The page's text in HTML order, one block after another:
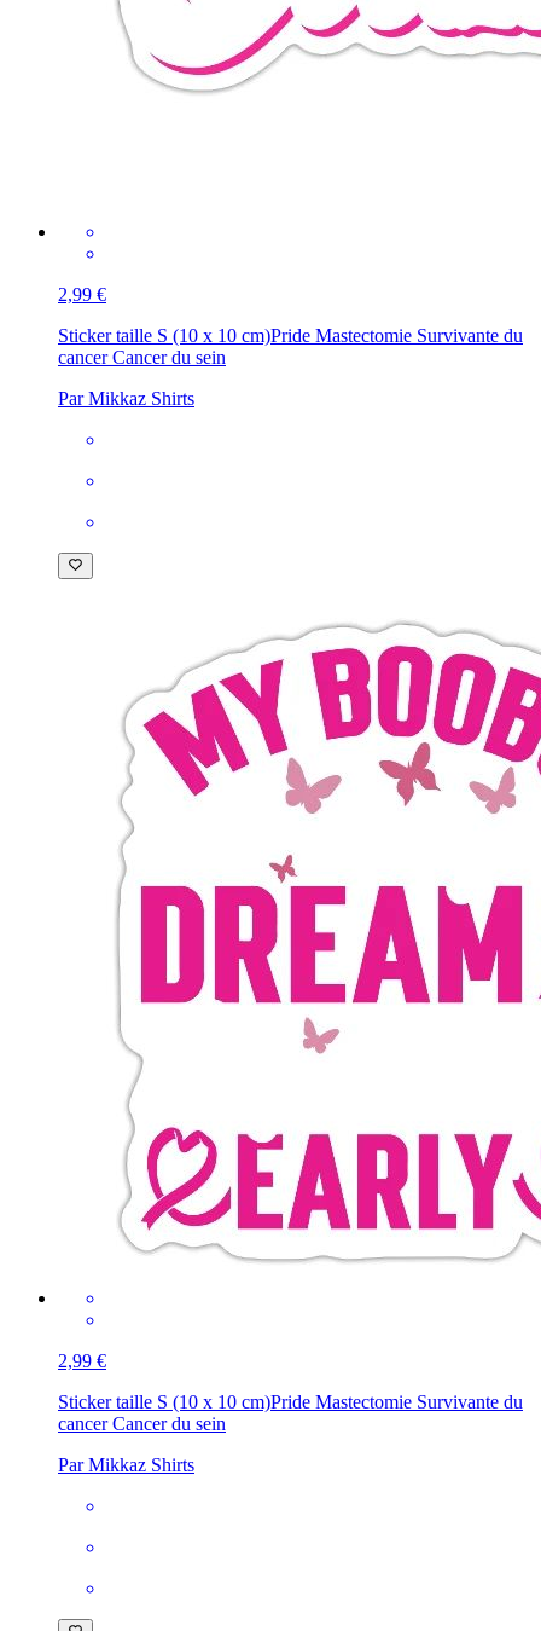
2,99 €
Sticker taille S (10 x 10 cm)Pride Mastectomie Survivante du
cancer Cancer du sein
Par Mikkaz Shirts
2,99 €
Sticker taille S (10 x 10 cm)Pride Mastectomie Survivante du
cancer Cancer du sein
Par Mikkaz Shirts